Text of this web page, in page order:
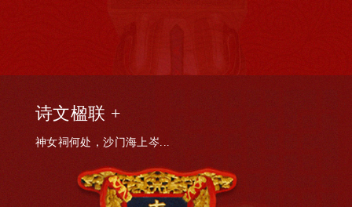
诗文楹联 +
神女祠何处，沙门海上岑...